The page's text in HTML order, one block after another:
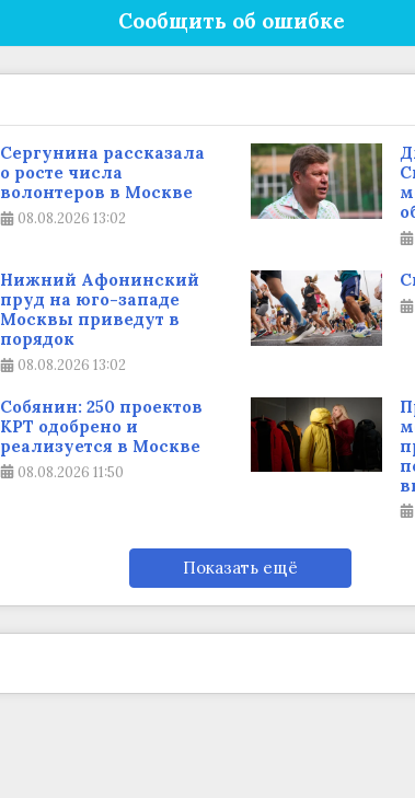
Сообщить об ошибке
Сергунина рассказала
о росте числа
волонтеров в Москве
08.08.2026 13:02
Нижний Афонинский
пруд на юго-западе
Москвы приведут в
порядок
08.08.2026 13:02
Собянин: 250 проектов
КРТ одобрено и
реализуется в Москве
08.08.2026 11:50
Показать ещё